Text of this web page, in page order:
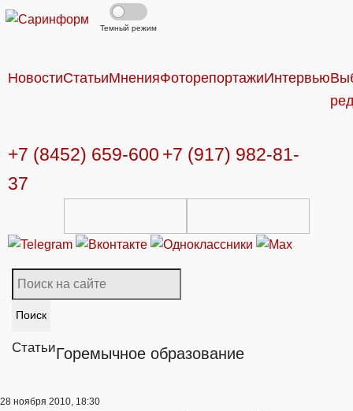
Темный режим
НовостиСтатьиМненияФоторепортажиИнтервью
+7 (8452) 659-600 +7 (917) 982-81-
37
Поиск
СтатьиГоремычное образование
28 ноября 2010, 18:30